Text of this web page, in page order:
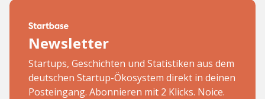
Newsletter
Startups, Geschichten und Statistiken aus dem
deutschen Startup-Ökosystem direkt in deinen
Posteingang. Abonnieren mit 2 Klicks. Noice.